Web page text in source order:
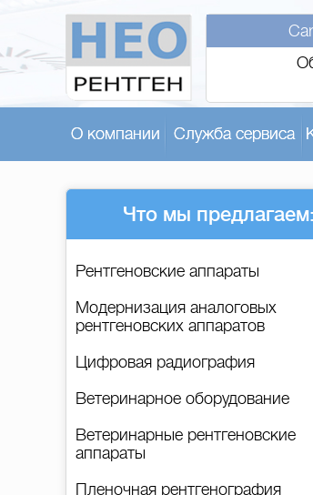
О компании Служба сервиса
Что мы предлагаем:
Рентгеновские аппараты
Модернизация аналоговых
рентгеновских аппаратов
Цифровая радиография
Ветеринарное оборудование
Ветеринарные рентгеновские
аппараты
Пленочная рентгенография